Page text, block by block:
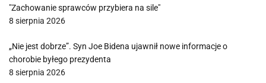
"Zachowanie sprawców przybiera na sile"
8 sierpnia 2026
„Nie jest dobrze”. Syn Joe Bidena ujawnił nowe informacje o
chorobie byłego prezydenta
8 sierpnia 2026